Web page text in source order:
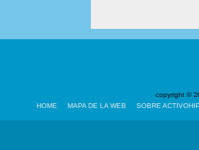
copyright ©
HOME
MAPA DE LA WEB SOBRE